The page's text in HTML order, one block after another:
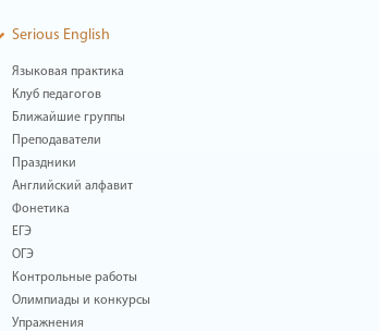
Serious English
Языковая практика
Клуб педагогов
Ближайшие группы
Преподаватели
Праздники
Английский алфавит
Фонетика
ЕГЭ
ОГЭ
Контрольные работы
Олимпиады и конкурсы
Упражнения